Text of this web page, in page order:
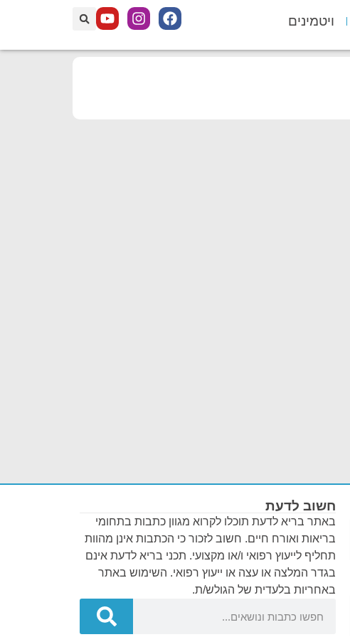
ויטמינים
חשוב לדעת
באתר בריא לדעת תוכלו לקרוא מגוון כתבות בתחומי
בריאות ואורח חיים. חשוב לזכור כי הכתבות אינן מהוות
תחליף לייעוץ רפואי ו/או מקצועי. תכני בריא לדעת אינם
בגדר המלצה או עצה או ייעוץ רפואי. השימוש באתר
באחריות בלעדית של הגולש/ת.